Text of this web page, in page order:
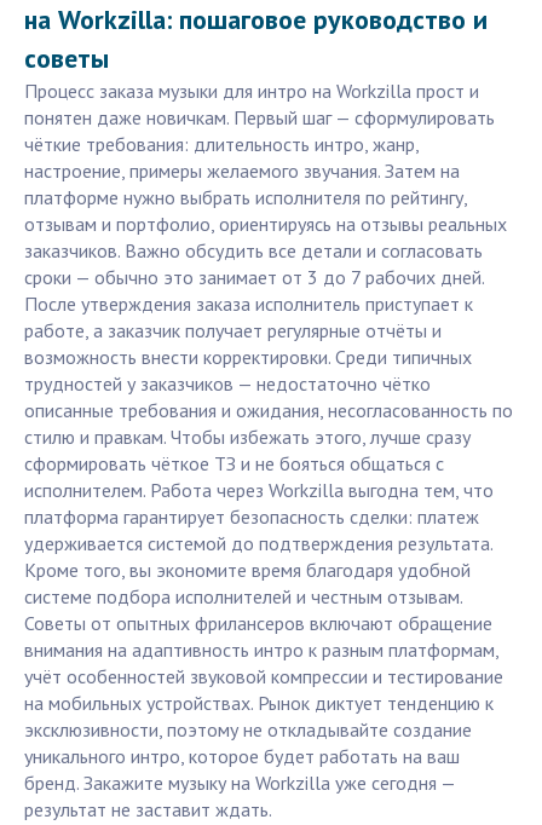
на Workzilla: пошаговое руководство и
советы
Процесс заказа музыки для интро на Workzilla прост и
понятен даже новичкам. Первый шаг — сформулировать
чёткие требования: длительность интро, жанр,
настроение, примеры желаемого звучания. Затем на
платформе нужно выбрать исполнителя по рейтингу,
отзывам и портфолио, ориентируясь на отзывы реальных
заказчиков. Важно обсудить все детали и согласовать
сроки — обычно это занимает от 3 до 7 рабочих дней.
После утверждения заказа исполнитель приступает к
работе, а заказчик получает регулярные отчёты и
возможность внести корректировки. Среди типичных
трудностей у заказчиков — недостаточно чётко
описанные требования и ожидания, несогласованность по
стилю и правкам. Чтобы избежать этого, лучше сразу
сформировать чёткое ТЗ и не бояться общаться с
исполнителем. Работа через Workzilla выгодна тем, что
платформа гарантирует безопасность сделки: платеж
удерживается системой до подтверждения результата.
Кроме того, вы экономите время благодаря удобной
системе подбора исполнителей и честным отзывам.
Советы от опытных фрилансеров включают обращение
внимания на адаптивность интро к разным платформам,
учёт особенностей звуковой компрессии и тестирование
на мобильных устройствах. Рынок диктует тенденцию к
эксклюзивности, поэтому не откладывайте создание
уникального интро, которое будет работать на ваш
бренд. Закажите музыку на Workzilla уже сегодня —
результат не заставит ждать.